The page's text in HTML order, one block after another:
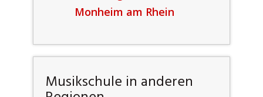
Monheim am Rhein
Musikschule in anderen